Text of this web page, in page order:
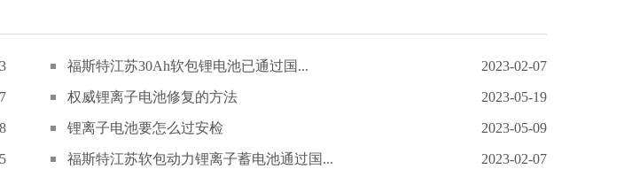
福斯特江苏30Ah软包锂电池已通过国... 2023-02-07
权威锂离子电池修复的方法 2023-05-19
锂离子电池要怎么过安检 2023-05-09
福斯特江苏软包动力锂离子蓄电池通过国... 2023-02-07